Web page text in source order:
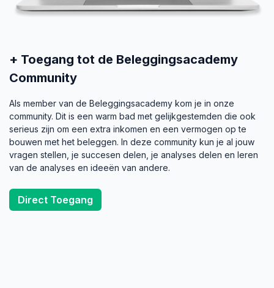
+ Toegang tot de Beleggingsacademy
Community
Als member van de Beleggingsacademy kom je in onze
community. Dit is een warm bad met gelijkgestemden die ook
serieus zijn om een extra inkomen en een vermogen op te
bouwen met het beleggen. In deze community kun je al jouw
vragen stellen, je succesen delen, je analyses delen en leren
van de analyses en ideeën van andere.
Direct Toegang